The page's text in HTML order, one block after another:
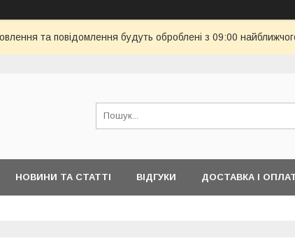
та повідомлення будуть оброблені з 09:00
НОВИНИ ТА СТАТТІ ВІДГУКИ ДОСТАВКА І